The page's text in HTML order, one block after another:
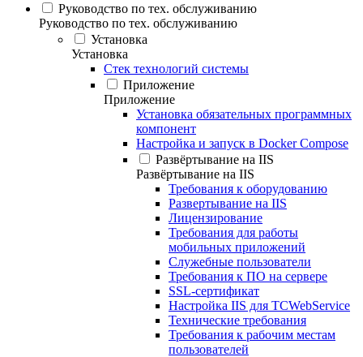
Руководство по тех. обслуживанию
Руководство по тех. обслуживанию
Установка
Установка
Стек технологий системы
Приложение
Приложение
Установка обязательных программных
компонент
Настройка и запуск в Docker Compose
Развёртывание на IIS
Развёртывание на IIS
Требования к оборудованию
Развертывание на IIS
Лицензирование
Требования для работы
мобильных приложений
Служебные пользователи
Требования к ПО на сервере
SSL-сертификат
Настройка IIS для TCWebService
Технические требования
Требования к рабочим местам
пользователей